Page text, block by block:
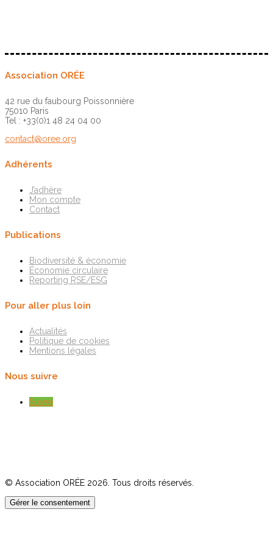
Association ORÉE
42 rue du faubourg Poissonnière
75010 Paris
Tel : +33(0)1 48 24 04 00
contact@oree.org
Adhérents
J’adhère
Mon compte
Contact
Publications
Biodiversité & économie
Économie circulaire
Reporting RSE/ESG
Pour aller plus loin
Actualités
Politique de cookies
Mentions légales
Nous suivre
Suivre
© Association ORÉE 2026. Tous droits réservés.
Gérer le consentement